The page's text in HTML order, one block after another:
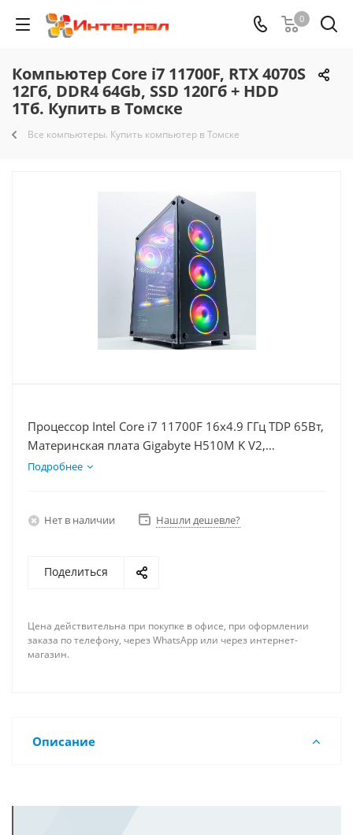
0
Компьютер Core i7 11700F, RTX 4070S
12Гб, DDR4 64Gb, SSD 120Гб + HDD
1Тб. Купить в Томске
Все компьютеры. Купить компьютер в Томске
Процессор Intel Core i7 11700F 16x4.9 ГГц TDP 65Вт,
Материнская плата Gigabyte H510M K V2,
Видеокарта RTX 4070S 12Гб, Память DDR4 64Gb,
Подробнее
Нет в наличии Нашли дешевле?
Поделиться
Цена действительна при покупке в офисе, при оформлении
заказа по телефону, через WhatsApp или через интернет-
магазин.
Описание